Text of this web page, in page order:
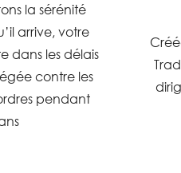
la sérénité
arrive, votre
dans les délais
contre les
pendant